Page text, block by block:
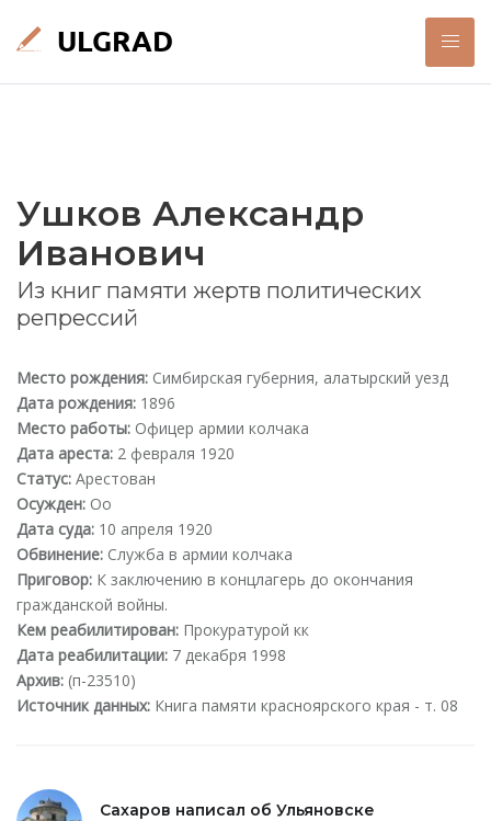
Ушков Александр
Иванович
Из книг памяти жертв политических
репрессий
Место рождения: Симбирская губерния, алатырский уезд
Дата рождения: 1896
Место работы: Офицер армии колчака
Дата ареста: 2 февраля 1920
Статус: Арестован
Осужден: Оо
Дата суда: 10 апреля 1920
Обвинение: Служба в армии колчака
Приговор: К заключению в концлагерь до окончания
гражданской войны.
Кем реабилитирован: Прокуратурой кк
Дата реабилитации: 7 декабря 1998
Архив: (п-23510)
Источник данных: Книга памяти красноярского края - т. 08
Сахаров написал об Ульяновске